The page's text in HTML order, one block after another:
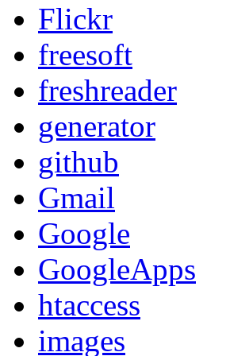
Flickr
freesoft
freshreader
generator
github
Gmail
Google
GoogleApps
htaccess
images